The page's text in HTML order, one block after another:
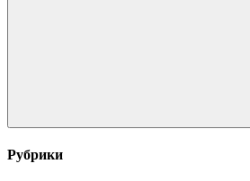
Рубрики